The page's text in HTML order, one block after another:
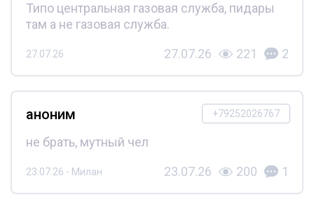
Типо центральная газовая служба, пидары
там а не газовая служба.
27.07.26 27.07.26 221 2
+79252026767
аноним
не брать, мутный чел
23.07.26 - Милан 23.07.26 200 1